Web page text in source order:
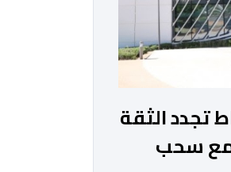
تجدد الثقة
مع سحب